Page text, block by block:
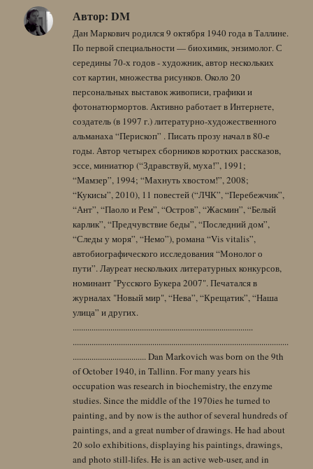
Автор: DM
Дан Маркович родился 9 октября 1940 года в Таллине.
По первой специальности — биохимик, энзимолог. С
середины 70-х годов - художник, автор нескольких
сот картин, множества рисунков. Около 20
персональных выставок живописи, графики и
фотонатюрмортов. Активно работает в Интернете,
создатель (в 1997 г.) литературно-художественного
альманаха “Перископ” . Писать прозу начал в 80-е
годы. Автор четырех сборников коротких рассказов,
эссе, миниатюр (“Здравствуй, муха!”, 1991;
“Мамзер”, 1994; “Махнуть хвостом!”, 2008;
“Кукисы”, 2010), 11 повестей (“ЛЧК”, “Перебежчик”,
“Ант”, “Паоло и Рем”, “Остров”, “Жасмин”, “Белый
карлик”, “Предчувствие беды”, “Последний дом”,
“Следы у моря”, “Немо”), романа “Vis vitalis”,
автобиографического исследования “Монолог о
пути”. Лауреат нескольких литературных конкурсов,
номинант "Русского Букера 2007". Печатался в
журналах "Новый мир", “Нева”, “Крещатик”, “Наша
улица” и других.
......................................................................................
.......................................................................................................
................................... Dan Markovich was born on the 9th
of October 1940, in Tallinn. For many years his
occupation was research in biochemistry, the enzyme
studies. Since the middle of the 1970ies he turned to
painting, and by now is the author of several hundreds of
paintings, and a great number of drawings. He had about
20 solo exhibitions, displaying his paintings, drawings,
and photo still-lifes. He is an active web-user, and in